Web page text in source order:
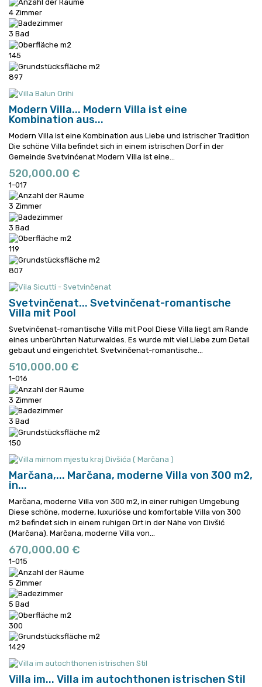
4 Zimmer
3 Bad
145
897
Modern Villa... Modern Villa ist eine
Kombination aus...
Modern Villa ist eine Kombination aus Liebe und istrischer Tradition
Die schöne Villa befindet sich in einem istrischen Dorf in der
Gemeinde Svetvinćenat Modern Villa ist eine...
520,000.00 €
1-017
3 Zimmer
3 Bad
119
807
Svetvinčenat... Svetvinčenat-romantische
Villa mit Pool
Svetvinčenat-romantische Villa mit Pool Diese Villa liegt am Rande
eines unberührten Naturwaldes. Es wurde mit viel Liebe zum Detail
gebaut und eingerichtet. Svetvinčenat-romantische...
510,000.00 €
1-016
3 Zimmer
3 Bad
150
Marčana,... Marčana, moderne Villa von 300 m2,
in...
Marčana, moderne Villa von 300 m2, in einer ruhigen Umgebung
Diese schöne, moderne, luxuriöse und komfortable Villa von 300
m2 befindet sich in einem ruhigen Ort in der Nähe von Divšić
(Marčana). Marčana, moderne Villa von...
670,000.00 €
1-015
5 Zimmer
5 Bad
300
1429
Villa im... Villa im autochthonen istrischen Stil